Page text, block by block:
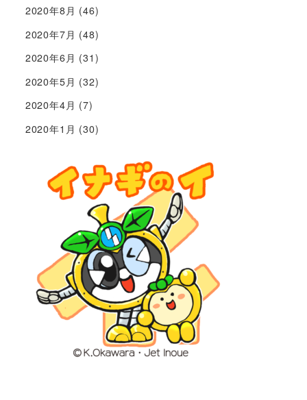
2020年8月 (46)
2020年7月 (48)
2020年6月 (31)
2020年5月 (32)
2020年4月 (7)
2020年1月 (30)